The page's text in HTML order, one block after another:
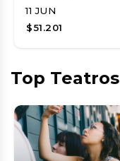
11 JUN
$51.201
Top Teatros